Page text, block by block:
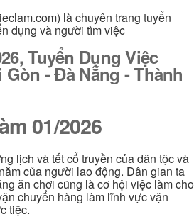
là chuyên trang tuyển
dụng và người tìm việc
Tuyển Dụng Việc
Gòn - Đà Nẵng - Thành
01/2026
lịch và tết cổ truyền của dân tộc và
của người lao động. Dân gian ta
ăn chơi cũng là cơ hội việc làm cho
chuyển hàng làm lĩnh vực vận
tiệc.